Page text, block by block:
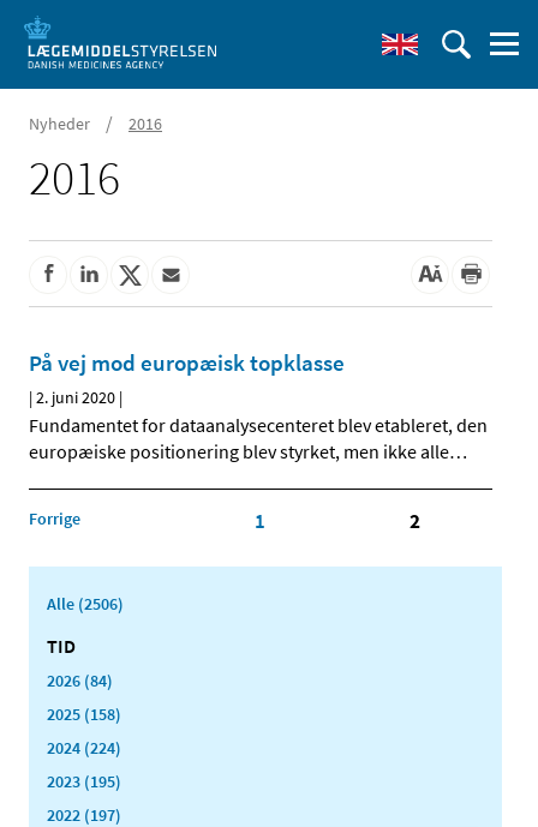
Nyheder / 2016
2016
På vej mod europæisk topklasse
|2. juni 2020 |
Fundamentet for dataanalysecenteret blev etableret, den
europæiske positionering blev styrket, men ikke alle…
Forrige 1 2
Alle (2506)
TID
2026 (84)
2025 (158)
2024 (224)
2023 (195)
2022 (197)